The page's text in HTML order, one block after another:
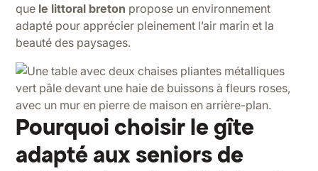
que le littoral breton propose un environnement
adapté pour apprécier pleinement l’air marin et la
beauté des paysages.
Pourquoi choisir le gîte
adapté aux seniors de